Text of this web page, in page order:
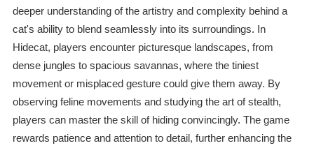
deeper understanding of the artistry and complexity behind a
cat's ability to blend seamlessly into its surroundings. In
Hidecat, players encounter picturesque landscapes, from
dense jungles to spacious savannas, where the tiniest
movement or misplaced gesture could give them away. By
observing feline movements and studying the art of stealth,
players can master the skill of hiding convincingly. The game
rewards patience and attention to detail, further enhancing the